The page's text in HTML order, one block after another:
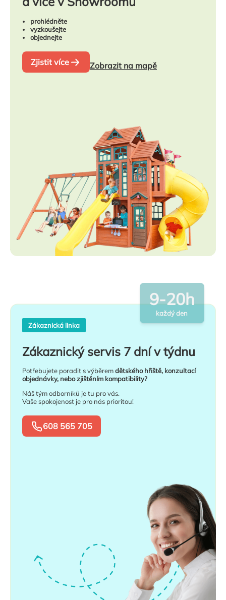
prohlédněte
vyzkoušejte
objednejte
Zjistit více Zobrazit na mapě
Zákaznická linka
Zákaznický servis 7 dní v týdnu
Potřebujete poradit s výběremdětského hřiště, konzultací
objednávky, nebo zjištěním kompatibility?
Náš tým odborníků je tu pro vás.
Vaše spokojenost je pro nás prioritou!
608 565 705
9-20h
každý den